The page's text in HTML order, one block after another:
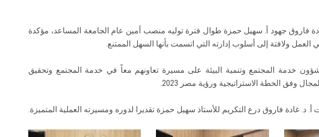
فاروق جهود أ. سهيل حمزة طوال فترة توليه منصب أمين عام الجامعة المساعد، مؤكدة
العمل ولافتة إلى أسلوب إدارته التي اتسمت بأنها السهل الممتنع.
شؤون خدمة المجتمع وتنمية البيئة على مسيرة تعاونهم معاً في خدمة المجتمع وتحقيق
وفق الخطة الاستراتيجية ورؤية مصر 2023.
د. غادة فاروق درع التكريم للأستاذ سهيل حمزة تقديرا لدوره ومسيرته العملية المتميزة.